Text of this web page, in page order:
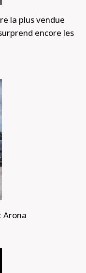
la plus vendue
encore les
Arona